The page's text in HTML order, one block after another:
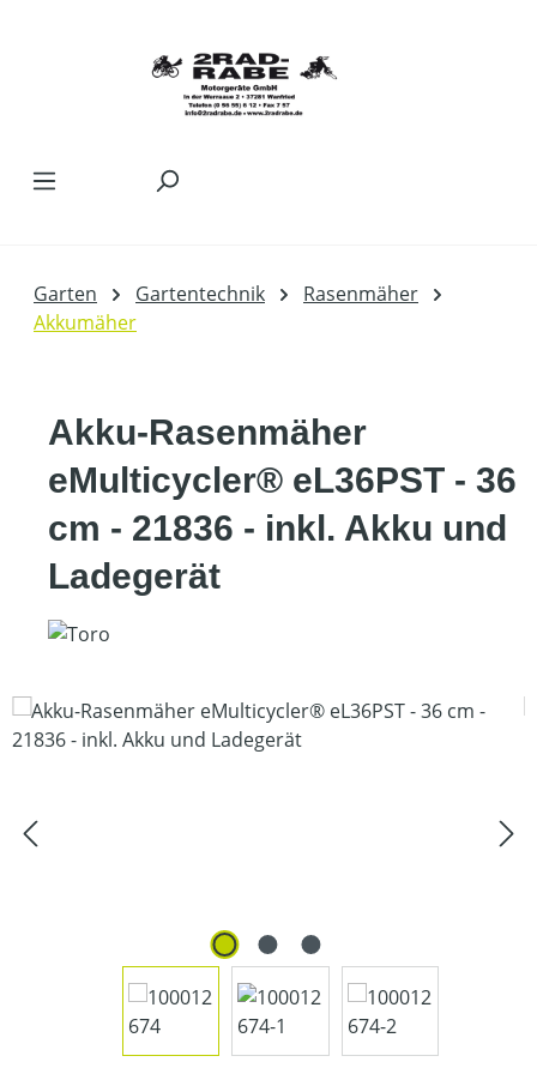
Garten Gartentechnik
Rasenmäher
Akkumäher
Akku-Rasenmäher
eMulticycler® eL36PST - 36
cm - 21836 - inkl. Akku und
Ladegerät
Bildergalerie überspringen